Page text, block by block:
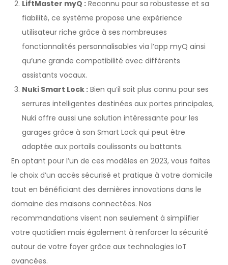
LiftMaster myQ : Reconnu pour sa robustesse et sa
fiabilité, ce système propose une expérience
utilisateur riche grâce à ses nombreuses
fonctionnalités personnalisables via l’app myQ ainsi
qu’une grande compatibilité avec différents
assistants vocaux.
Nuki Smart Lock : Bien qu’il soit plus connu pour ses
serrures intelligentes destinées aux portes principales,
Nuki offre aussi une solution intéressante pour les
garages grâce à son Smart Lock qui peut être
adaptée aux portails coulissants ou battants.
En optant pour l’un de ces modèles en 2023, vous faites
le choix d’un accès sécurisé et pratique à votre domicile
tout en bénéficiant des dernières innovations dans le
domaine des maisons connectées. Nos
recommandations visent non seulement à simplifier
votre quotidien mais également à renforcer la sécurité
autour de votre foyer grâce aux technologies IoT
avancées.